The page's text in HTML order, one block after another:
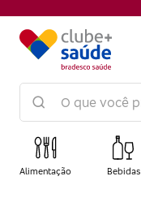
Alimentação Bebidas